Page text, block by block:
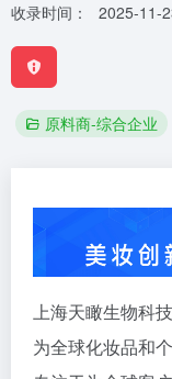
收录时间： 2025-11-
原料商-综合企业
上海天瞰生物科
为全球化妆品和